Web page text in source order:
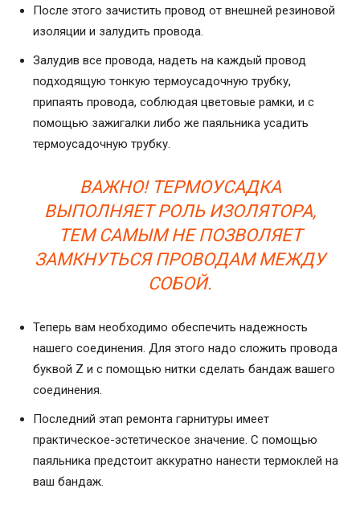
После этого зачистить провод от внешней резиновой
изоляции и залудить провода.
Залудив все провода, надеть на каждый провод
подходящую тонкую термоусадочную трубку,
припаять провода, соблюдая цветовые рамки, и с
помощью зажигалки либо же паяльника усадить
термоусадочную трубку.
ВАЖНО! ТЕРМОУСАДКА
ВЫПОЛНЯЕТ РОЛЬ ИЗОЛЯТОРА,
ТЕМ САМЫМ НЕ ПОЗВОЛЯЕТ
ЗАМКНУТЬСЯ ПРОВОДАМ МЕЖДУ
СОБОЙ.
Теперь вам необходимо обеспечить надежность
нашего соединения. Для этого надо сложить провода
буквой Z и с помощью нитки сделать бандаж вашего
соединения.
Последний этап ремонта гарнитуры имеет
практическое-эстетическое значение. С помощью
паяльника предстоит аккуратно нанести термоклей на
ваш бандаж.